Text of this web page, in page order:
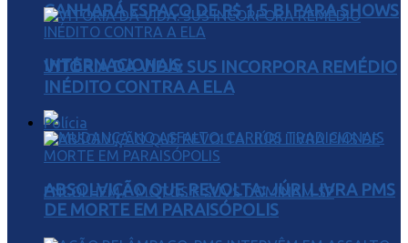
GANHARÁ ESPAÇO DE R$ 1,5 BI PARA SHOWS
INTERNACIONAIS
VITÓRIA DA VIDA: SUS INCORPORA REMÉDIO
INÉDITO CONTRA A ELA
Polícia
ABSOLVIÇÃO QUE REVOLTA: JÚRI LIVRA PMS
DE MORTE EM PARAISÓPOLIS